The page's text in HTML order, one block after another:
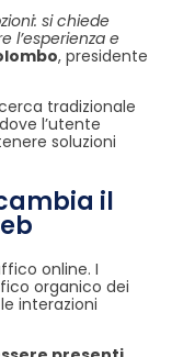
si chiede
l’esperienza e
, presidente
tradizionale
l’utente
soluzioni
il
online. I
organico dei
interazioni